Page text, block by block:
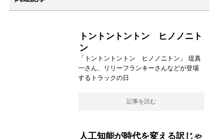
トントントントン ヒノノニト
ン
「トントントントン ヒノノニトン」 堤真
一さん、リリーフランキーさんなどが登場
するトラックの日
記事を読む
人工知能が時代を変える訳じゃ